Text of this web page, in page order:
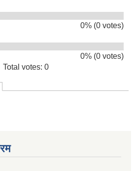
0% (0 votes)
0% (0 votes)
Total votes: 0